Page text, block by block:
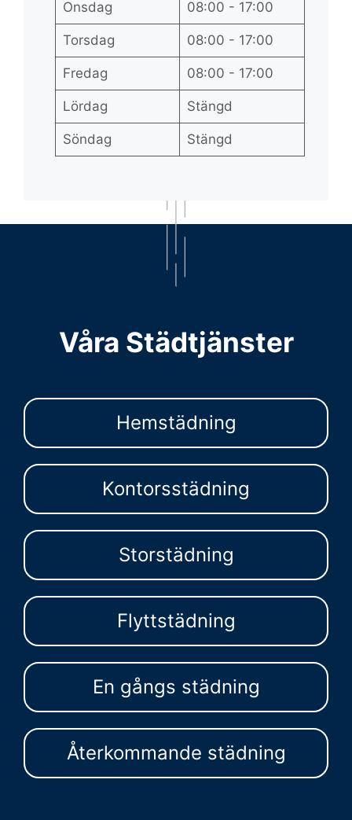
Onsdag 08:00 - 17:00
Torsdag 08:00 - 17:00
Fredag 08:00 - 17:00
Lördag Stängd
Söndag Stängd
Våra Städtjänster
Hemstädning
Kontorsstädning
Storstädning
Flyttstädning
En gångs städning
Återkommande städning